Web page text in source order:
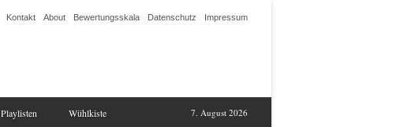
Kontakt About Bewertungsskala Datenschutz Impressum
7. August 2026
Playlisten Wühlkiste